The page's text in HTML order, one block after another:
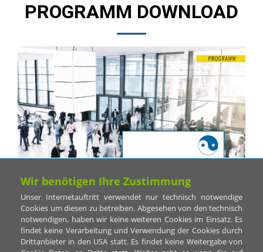
Wir benötigen Ihre Zustimmung
Unser Internetauftritt verwendet nur technisch notwendige
Cookies um diesen zu betreiben. Abgesehen von den technisch
notwendigen, haben wir keine weiteren Cookies im Einsatz. Es
findet keine Verarbeitung und Verwendung der Cookies durch
Drittanbieter in den USA statt. Es findet keine Weitergabe von
PROGRAMM DOWNLOAD